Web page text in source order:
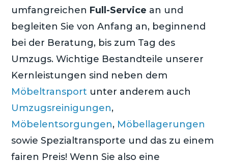
umfangreichen Full-Service an und
begleiten Sie von Anfang an, beginnend
bei der Beratung, bis zum Tag des
Umzugs. Wichtige Bestandteile unserer
Kernleistungen sind neben dem
Möbeltransport unter anderem auch
Umzugsreinigungen,
Möbelentsorgungen, Möbellagerungen
sowie Spezialtransporte und das zu einem
fairen Preis! Wenn Sie also eine